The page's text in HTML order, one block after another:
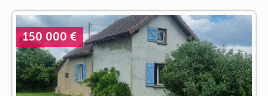
150 000 €